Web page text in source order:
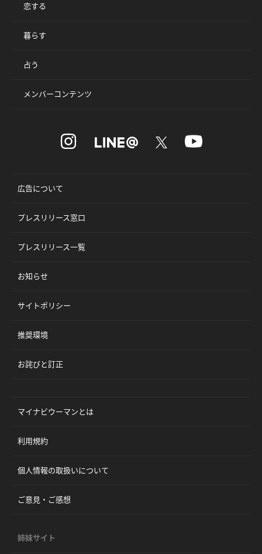
恋する
暮らす
占う
メンバーコンテンツ
広告について
プレスリリース窓口
プレスリリース一覧
お知らせ
サイトポリシー
推奨環境
お詫びと訂正
マイナビウーマンとは
利用規約
個人情報の取扱いについて
ご意見・ご感想
姉妹サイト